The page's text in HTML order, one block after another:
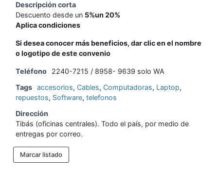
Descripción corta
Descuento desde un 5%un 20%
Aplica condiciones
Si desea conocer más beneficios, dar clic en el nombre
o logotipo de este convenio
Teléfono
2240-7215 / 8958- 9639 solo WA
Tags accesorios, Cables, Computadoras, Laptop,
repuestos, Software, telefonos
Dirección
Tibás (oficinas centrales). Todo el país, por medio de
entregas por correo.
Marcar listado